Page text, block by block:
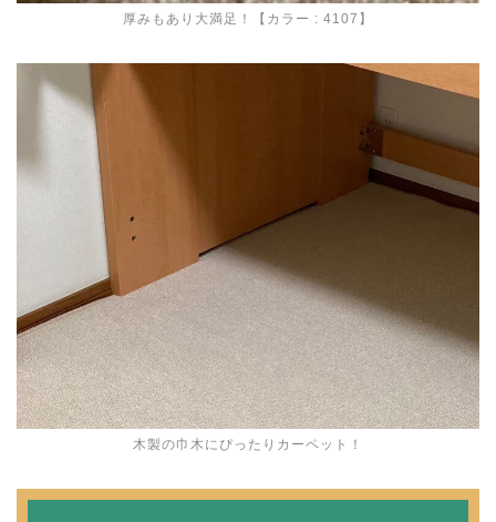
厚みもあり大満足！【カラー : 4107】
木製の巾木にぴったりカーペット！